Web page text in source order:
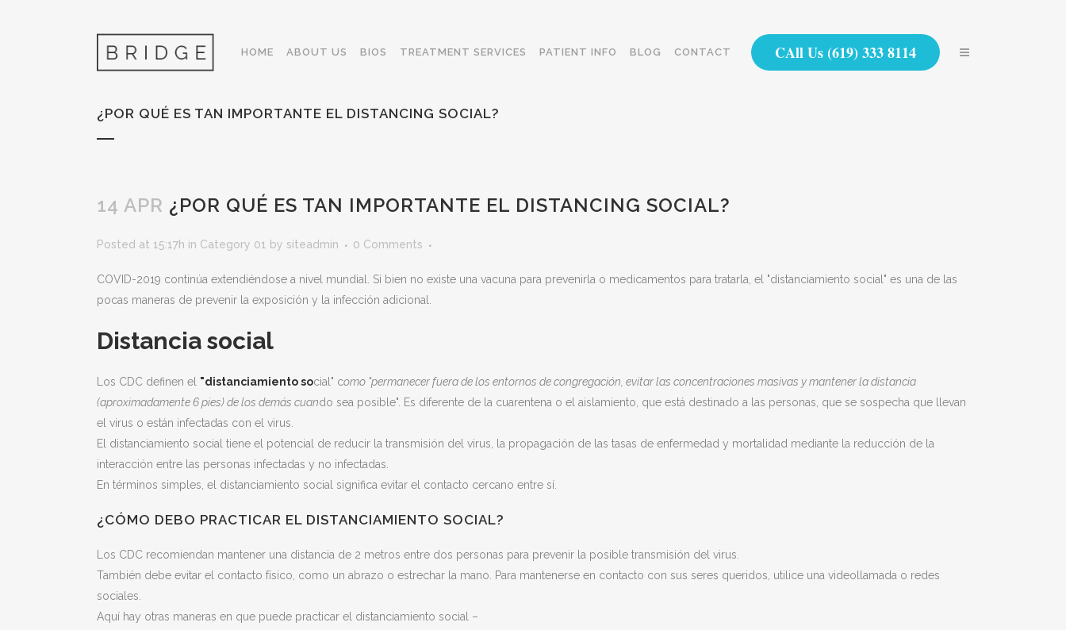
CAll Us (619) 333 8114
HOME ABOUT US BIOS TREATMENT SERVICES PATIENT INFO BLOG CONTACT
¿POR QUÉ ES TAN IMPORTANTE EL DISTANCING SOCIAL?
14 APR ¿POR QUÉ ES TAN IMPORTANTE EL DISTANCING SOCIAL?
Posted at 15:17h in Category 01 by siteadmin 0 Comments
COVID-2019 continúa extendiéndose a nivel mundial. Si bien no existe una vacuna para prevenirla o medicamentos para tratarla, el "distanciamiento social" es una de las
pocas maneras de prevenir la exposición y la infección adicional.
Distancia social
Los CDC definen el "distanciamiento social" como "permanecer fuera de los entornos de congregación, evitar las concentraciones masivas y mantener la distancia
(aproximadamente 6 pies) de los demás cuando sea posible". Es diferente de la cuarentena o el aislamiento, que está destinado a las personas, que se sospecha que llevan
el virus o están infectadas con el virus.
El distanciamiento social tiene el potencial de reducir la transmisión del virus, la propagación de las tasas de enfermedad y mortalidad mediante la reducción de la
interacción entre las personas infectadas y no infectadas.
En términos simples, el distanciamiento social significa evitar el contacto cercano entre sí.
¿CÓMO DEBO PRACTICAR EL DISTANCIAMIENTO SOCIAL?
Los CDC recomiendan mantener una distancia de 2 metros entre dos personas para prevenir la posible transmisión del virus.
También debe evitar el contacto físico, como un abrazo o estrechar la mano. Para mantenerse en contacto con sus seres queridos, utilice una videollamada o redes
sociales.
Aquí hay otras maneras en que puede practicar el distanciamiento social –